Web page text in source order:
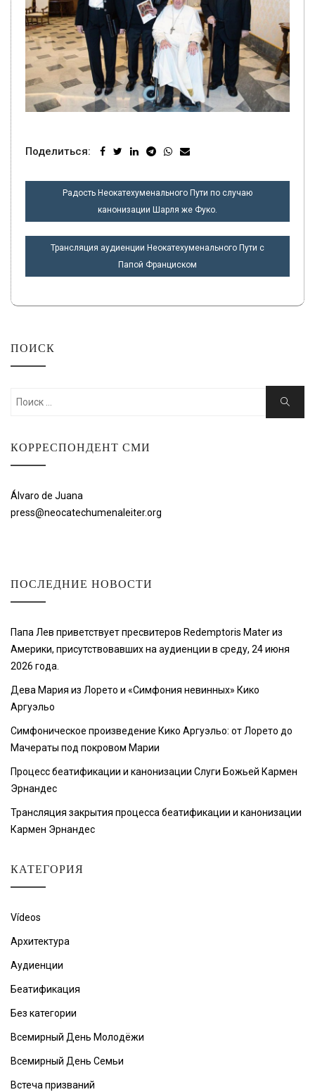
Поделиться:
НАВИГАЦИЯ
ЗАПИСЯМ
Радость Неокатехуменального Пути по случаю
канонизации Шарля же Фуко.
Трансляция аудиенции Неокатехуменального Пути с
Папой Франциском
ПОИСК
Искать:
Поиск
КОРРЕСПОНДЕНТ СМИ
Álvaro de Juana
press@neocatechumenaleiter.org
ПОСЛЕДНИЕ НОВОСТИ
Папа Лев приветствует пресвитеров Redemptoris Mater из
Америки, присутствовавших на аудиенции в среду, 24 июня
2026 года.
Дева Мария из Лорето и «Симфония невинных» Кико
Аргуэльо
Симфоническое произведение Кико Аргуэльо: от Лорето до
Мачераты под покровом Марии
Процесс беатификации и канонизации Слуги Божьей Кармен
Эрнандес
Трансляция закрытия процесса беатификации и канонизации
Кармен Эрнандес
КАТЕГОРИЯ
Vídeos
Архитектура
Аудиенции
Беатификация
Без категории
Всемирный День Молодёжи
Всемирный День Семьи
Встеча призваний